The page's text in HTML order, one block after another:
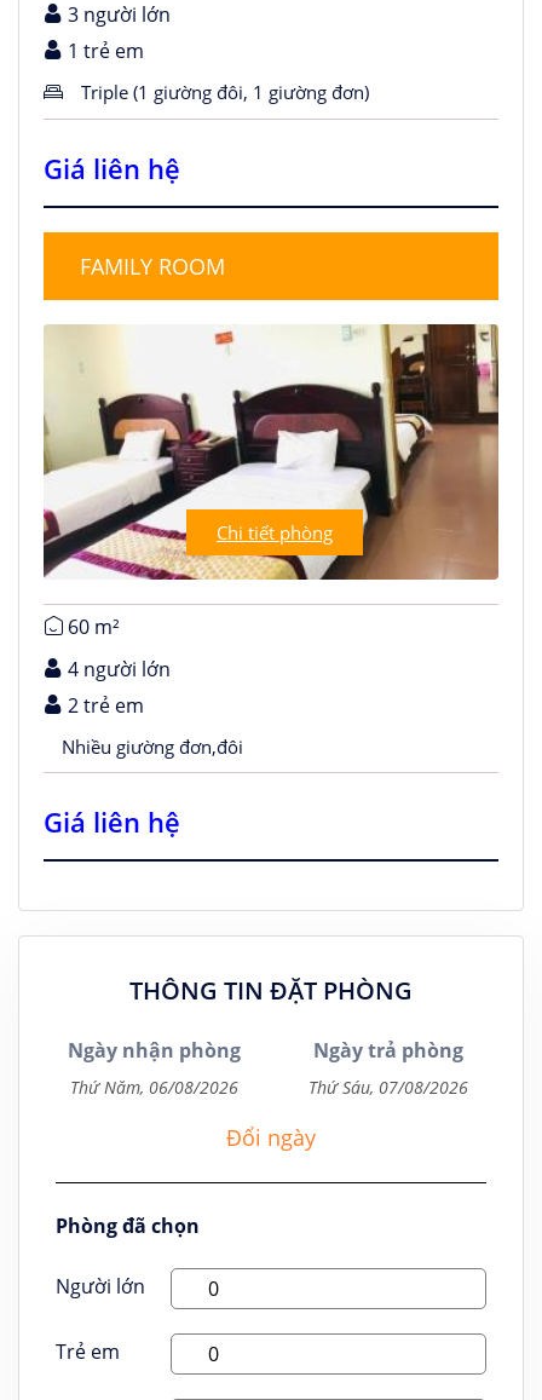
3 người lớn
1 trẻ em
Triple (1 giường đôi, 1 giường đơn)
Giá liên hệ
FAMILY ROOM
Chi tiết phòng
60 m²
4 người lớn
2 trẻ em
Nhiều giường đơn,đôi
Giá liên hệ
THÔNG TIN ĐẶT PHÒNG
Ngày nhận phòng Ngày trả phòng
Đổi ngày
Phòng đã chọn
Người lớn
Trẻ em